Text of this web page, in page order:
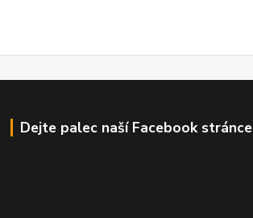
Dejte palec naší Facebook stránce